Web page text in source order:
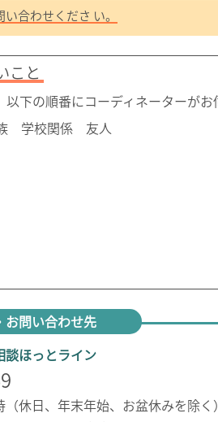
合わせくださ い。
こと
下の順番にコーディネーターがお
学校関係 友人
お問い合わせ先
談ほっとライン
休日、年末年始、お盆休みを除く）